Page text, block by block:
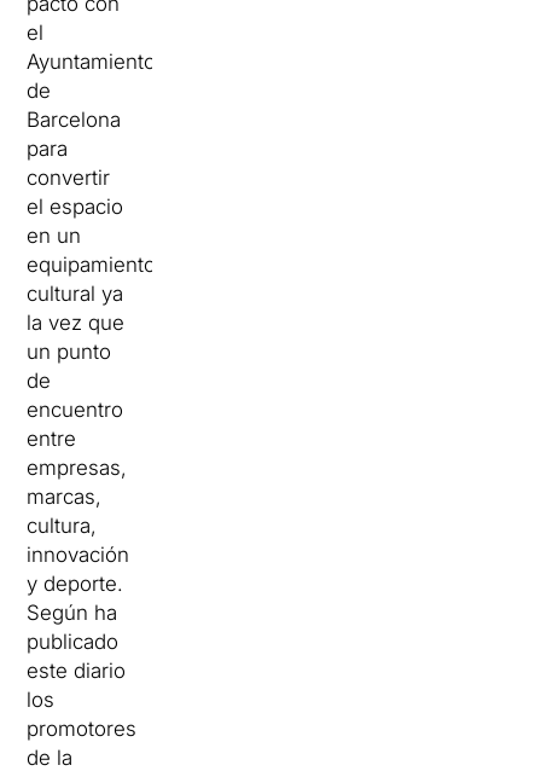
el
Ayuntamiento
de
Barcelona
para
convertir
el espacio
en un
equipamiento
cultural ya
la vez que
un punto
de
encuentro
entre
empresas,
marcas,
cultura,
innovación
y deporte.
Según ha
publicado
este diario
los
promotores
de la